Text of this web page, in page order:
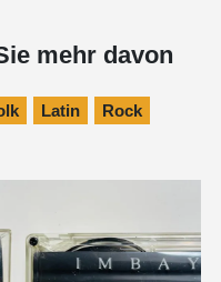
mehr davon
Latin Rock